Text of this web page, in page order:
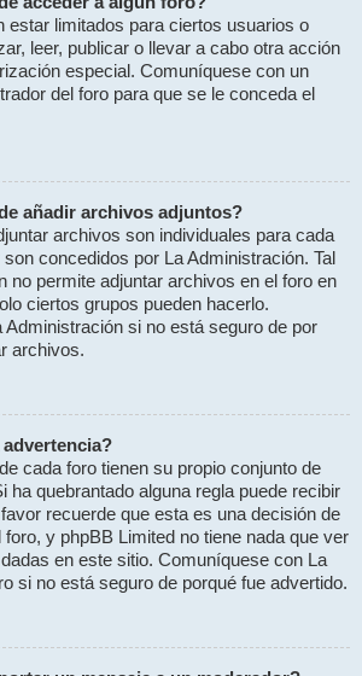
estar limitados para ciertos usuarios o
leer, publicar o llevar a cabo otra acción
especial. Comuníquese con un
del foro para que se le conceda el
añadir archivos adjuntos?
archivos son individuales para cada
concedidos por La Administración. Tal
no permite adjuntar archivos en el foro en
ciertos grupos pueden hacerlo.
si no está seguro de por
archivos.
cada foro tienen su propio conjunto de
ha quebrantado alguna regla puede recibir
recuerde que esta es una decisión de
foro, y phpBB Limited no tiene nada que ver
en este sitio. Comuníquese con La
si no está seguro de porqué fue advertido.